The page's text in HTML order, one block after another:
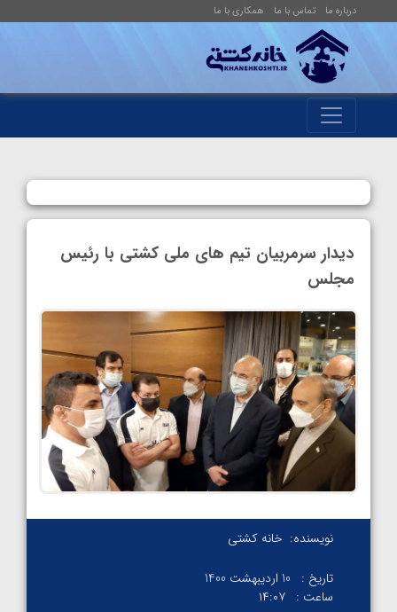
درباره ما تماس با ما همکاری با ما
دیدار سرمربیان تیم های ملی کشتی با رئیس
مجلس
نویسنده: خانه کشتی
تاریخ :
10 اردیبهشت 1400
ساعت : ۱۴:۰۷